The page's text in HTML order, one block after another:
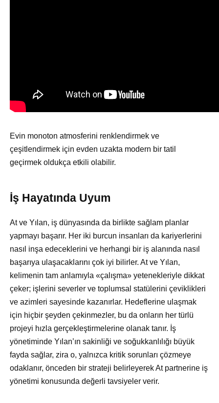
Evin monoton atmosferini renklendirmek ve
çeşitlendirmek için evden uzakta modern bir tatil
geçirmek oldukça etkili olabilir.
İş Hayatında Uyum
At ve Yılan, iş dünyasında da birlikte sağlam planlar
yapmayı başarır. Her iki burcun insanları da kariyerlerini
nasıl inşa edeceklerini ve herhangi bir iş alanında nasıl
başarıya ulaşacaklarını çok iyi bilirler. At ve Yılan,
kelimenin tam anlamıyla «çalışma» yetenekleriyle dikkat
çeker; işlerini severler ve toplumsal statülerini çeviklikleri
ve azimleri sayesinde kazanırlar. Hedeflerine ulaşmak
için hiçbir şeyden çekinmezler, bu da onların her türlü
projeyi hızla gerçekleştirmelerine olanak tanır. İş
yönetiminde Yılan’ın sakinliği ve soğukkanlılığı büyük
fayda sağlar, zira o, yalnızca kritik sorunları çözmeye
odaklanır, önceden bir strateji belirleyerek At partnerine iş
yönetimi konusunda değerli tavsiyeler verir.